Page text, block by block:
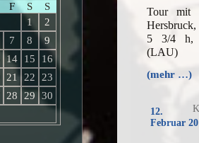
Tour mit
5 3/4 h,
(LAU)
(mehr …)
12.
Februar
F S
S
1
2
7 8
9
14 15
16
21 22
23
28 29
30